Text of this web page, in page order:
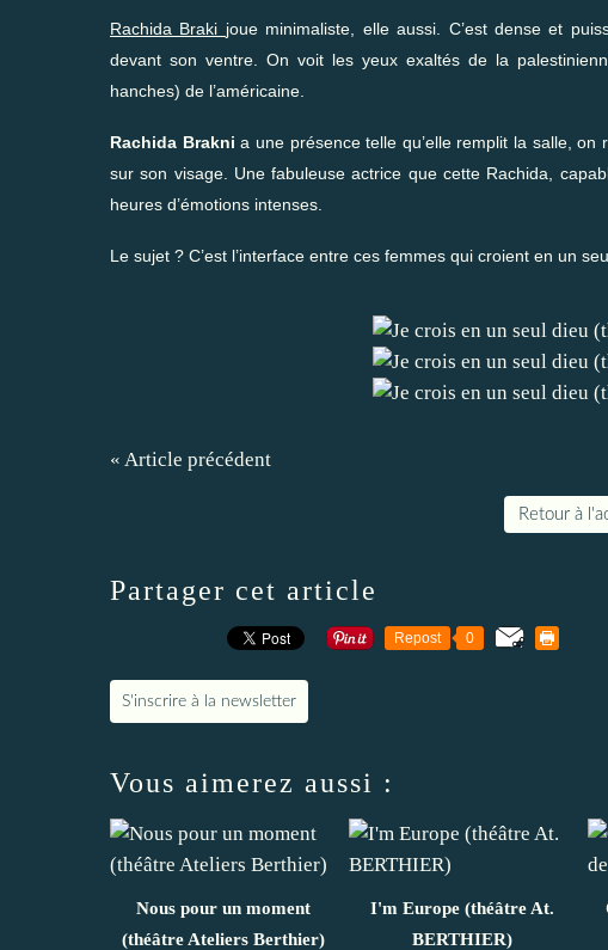
Rachida Braki joue minimaliste, elle aussi. C’est dense et
devant son ventre. On voit les yeux exaltés de la
hanches) de l’américaine.
Rachida Brakni a une présence telle qu’elle remplit la salle,
sur son visage. Une fabuleuse actrice que cette Rachida,
heures d’émotions intenses.
Le sujet ? C’est l’interface entre ces femmes qui croient en un
« Article précédent
Retour à
Partager cet article
Repost 0
S'inscrire à la newsletter
Vous aimerez aussi :
Nous pour un moment
(théâtre Ateliers Berthier)
I'm Europe (théâtre At.
BERTHIER)